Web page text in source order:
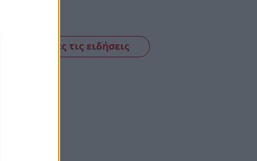
Δείτε όλες τις ειδήσεις